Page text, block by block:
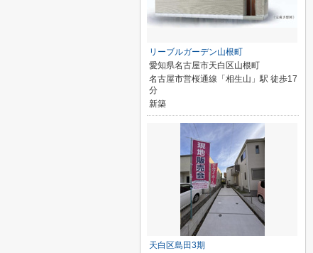
リーブルガーデン山根町
愛知県名古屋市天白区山根町
名古屋市営桜通線「相生山」駅 徒歩17
分
新築
天白区島田3期